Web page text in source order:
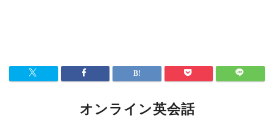
オンライン英会話